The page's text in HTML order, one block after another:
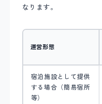
なります。
運営形態
宿泊施設として提供
する場合（簡易宿所
等）